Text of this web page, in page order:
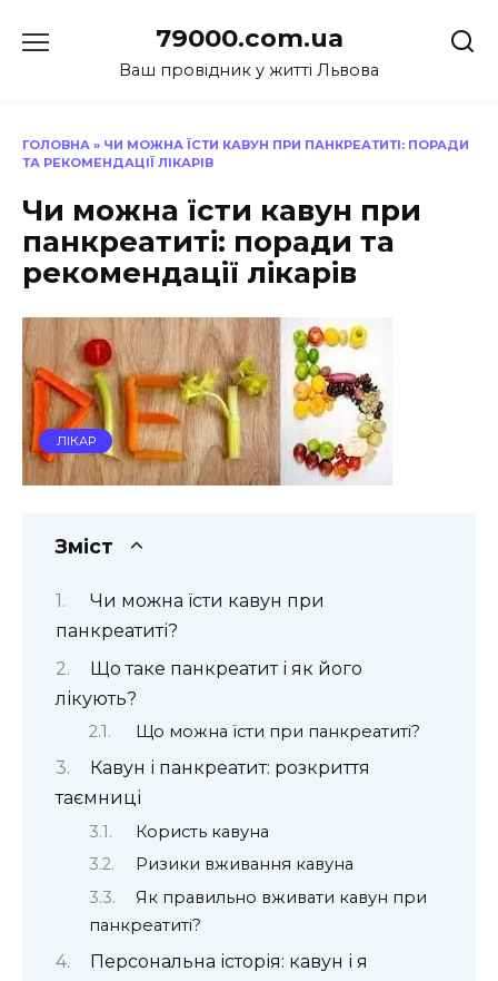
до
79000.com.ua
Ваш провідник у житті Львова
ГОЛОВНА » ЧИ МОЖНА ЇСТИ КАВУН ПРИ ПАНКРЕАТИТІ: ПОРАДИ
ТА РЕКОМЕНДАЦІЇ ЛІКАРІВ
Чи можна їсти кавун при
панкреатиті: поради та
рекомендації лікарів
ЛІКАР
Зміст
Чи можна їсти кавун при
панкреатиті?
Що таке панкреатит і як його
лікують?
Що можна їсти при панкреатиті?
Кавун і панкреатит: розкриття
таємниці
Користь кавуна
Ризики вживання кавуна
Як правильно вживати кавун при
панкреатиті?
Персональна історія: кавун і я